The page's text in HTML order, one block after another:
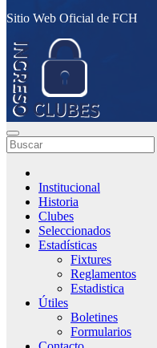
Sitio Web Oficial de FCH
Institucional
Historia
Clubes
Seleccionados
Estadísticas
Fixtures
Reglamentos
Estadistica
Útiles
Boletines
Formularios